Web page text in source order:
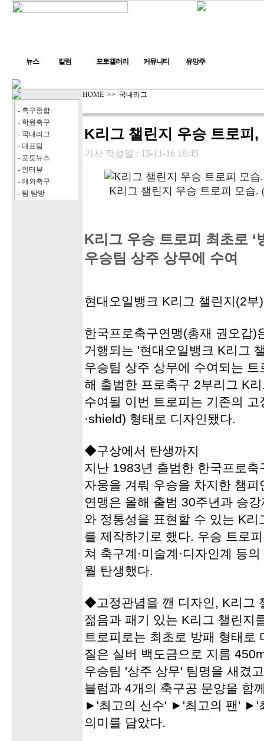
뉴스 칼럼 포토갤러리 커뮤니티 유망주
- 축구종합
- 학원축구
- 국내리그
- 대표팀
- 포토뉴스
- 인터뷰
- 해외축구
- 팀 탐방
HOME >> 국내리그
K리그 챌린지 우승 트로피
기사 작성일 : 13-11-16 18:45
K리그 챌린지 우승 트로피 모습.
K리그 우승 트로피 최초로 ‘
우승팀 상주 상무에 수여
현대오일뱅크 K리그 챌린지(2
한국프로축구연맹(총재 권오갑)
거행되는 '현대오일뱅크 K리그
우승팀 상주 상무에 수여되는
해 출범한 프로축구 2부리그 K
수여될 이번 트로피는 기존의
·shield) 형태로 디자인됐다.
◆구상에서 탄생까지
지난 1983년 출범한 한국프로
자웅을 겨뤄 우승을 차지한 챔
연맹은 올해 출범 30주년과 승
와 정통성을 표현할 수 있는 K
를 제작하기로 했다. 우승 트로
쳐 축구계·미술계·디자인계 등
월 탄생했다.
◆고정관념을 깬 디자인, K리그
젊음과 패기 있는 K리그 챌린지
트로피로는 최초로 방패 형태로
질은 실버 백도금으로 지름
우승팀 '상주 상무' 팀명을 새겼
블럼과 4개의 축구공 문양을 함
►'최고의 선수' ►'최고의 팬' ►'
의미를 담았다.